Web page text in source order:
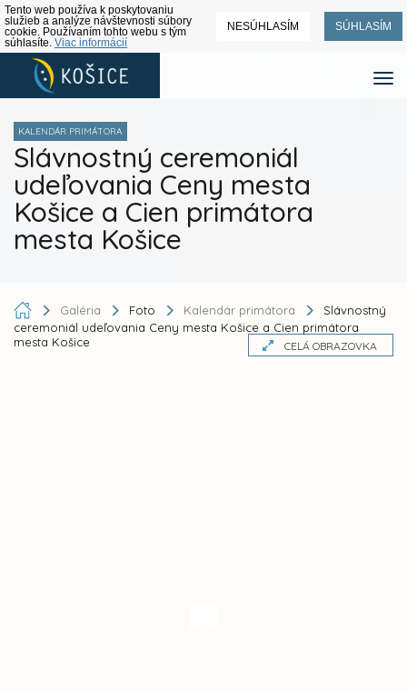
Tento web používa k poskytovaniu
služieb a analýze návštevnosti súbory
cookie. Používaním tohto webu s tým
súhlasíte. Viac informácií
NESÚHLASÍM SÚHLASÍM
KALENDÁR PRIMÁTORA
Slávnostný ceremoniál
udeľovania Ceny mesta
Košice a Cien primátora
mesta Košice
Galéria Foto Kalendár primátora
Slávnostný
ceremoniál udeľovania Ceny mesta Košice a Cien primátora
mesta Košice
CELÁ OBRAZOVKA